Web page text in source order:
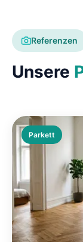
Referenzen
Unsere
Parkett